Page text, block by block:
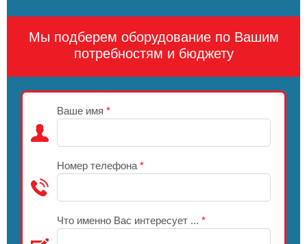
Мы подберем оборудование по Вашим
потребностям и бюджету
Ваше имя *
Номер телефона *
Что именно Вас интересует ... *